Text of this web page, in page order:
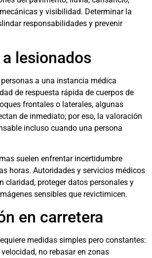
y visibilidad. Determinar la
responsabilidades y prevenir
lesionados
a una instancia médica
de respuesta rápida de cuerpos de
frontales o laterales, algunas
de inmediato; por eso, la valoración
incluso cuando una persona
suelen enfrentar incertidumbre
horas. Autoridades y servicios médicos
claridad, proteger datos personales y
sensibles que revictimicen.
en carretera
medidas simples pero constantes:
no rebasar en zonas